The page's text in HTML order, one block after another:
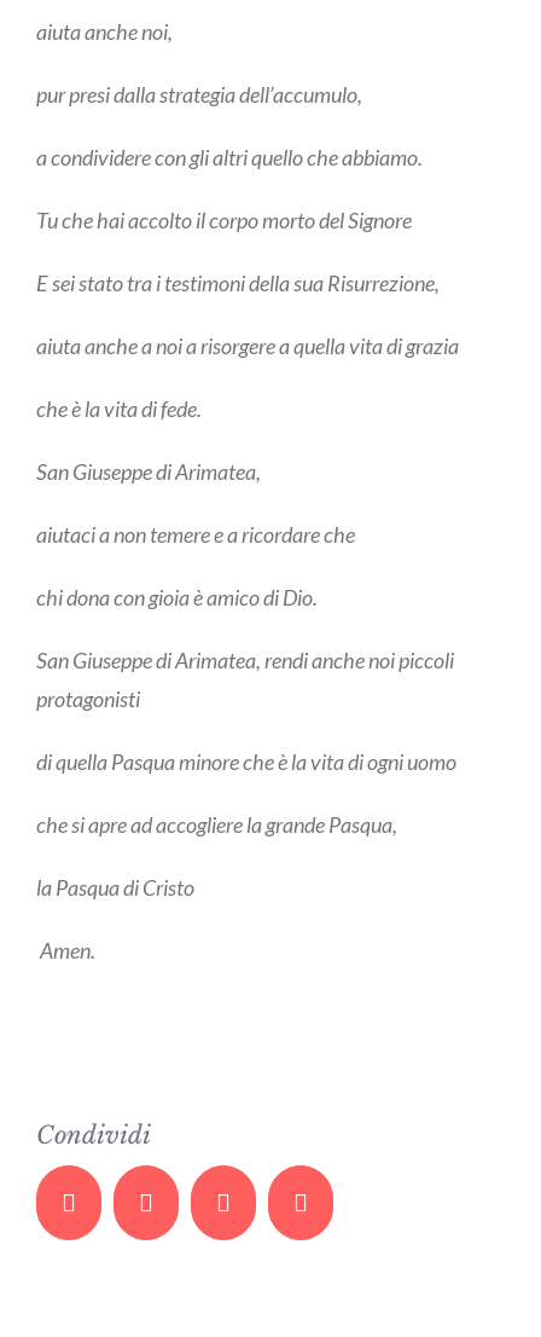
aiuta anche noi,
pur presi dalla strategia dell’accumulo,
a condividere con gli altri quello che abbiamo.
Tu che hai accolto il corpo morto del Signore
E sei stato tra i testimoni della sua Risurrezione,
aiuta anche a noi a risorgere a quella vita di grazia
che è la vita di fede.
San Giuseppe di Arimatea,
aiutaci a non temere e a ricordare che
chi dona con gioia è amico di Dio.
San Giuseppe di Arimatea, rendi anche noi piccoli
protagonisti
di quella Pasqua minore che è la vita di ogni uomo
che si apre ad accogliere la grande Pasqua,
la Pasqua di Cristo
Amen.
Condividi
Facebook Twitter Whatsapp Email